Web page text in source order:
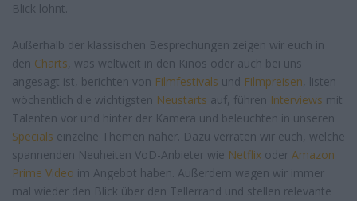
Blick lohnt.
Außerhalb der klassischen Besprechungen zeigen wir euch in
den Charts, was weltweit in den Kinos oder auch bei uns
angesagt ist, berichten von Filmfestivals und Filmpreisen, listen
wöchentlich die wichtigsten Neustarts auf, führen Interviews mit
Talenten vor und hinter der Kamera und beleuchten in unseren
Specials einzelne Themen näher. Dazu verraten wir euch, welche
spannenden Neuheiten VoD-Anbieter wie Netflix oder Amazon
Prime Video im Angebot haben. Außerdem wagen wir immer
mal wieder den Blick über den Tellerrand und stellen relevante